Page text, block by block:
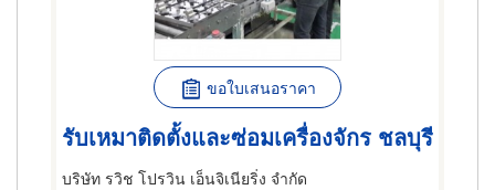
ขอใบเสนอราคา
รับเหมาติดตั้งและซ่อมเครื่องจักร ชลบุรี
บริษัท รวิช โปรวิน เอ็นจิเนียริ่ง จำกัด